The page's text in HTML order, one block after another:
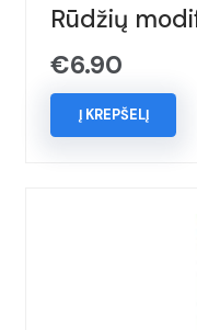
Rūdžių
€6.90
Į KREPŠELĮ